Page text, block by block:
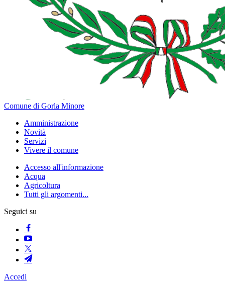
Comune di Gorla Minore
Amministrazione
Novità
Servizi
Vivere il comune
Accesso all'informazione
Acqua
Agricoltura
Tutti gli argomenti...
Seguici su
Accedi